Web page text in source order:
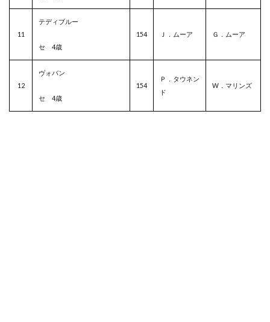
11
テディブルー
セ 4歳
154 Ｊ．ムーア Ｇ．ムーア
12
ヴォバン
セ 4歳
154
Ｐ．タウネン
ド
W．マリンズ